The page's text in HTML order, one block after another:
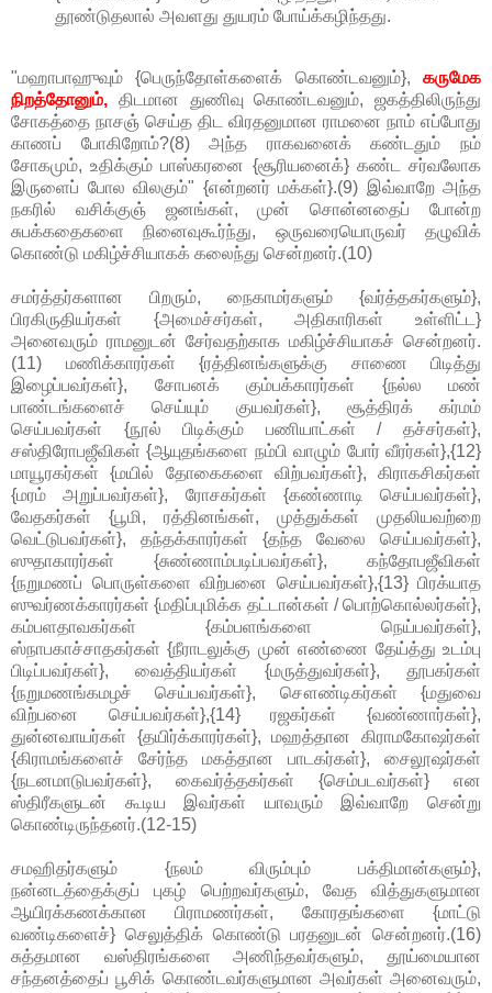
தூண்டுதலால் அவளது துயரம் போய்க்கழிந்தது.
"மஹாபாஹுவும் {பெருந்தோள்களைக் கொண்டவனும்}, கருமேக
நிறத்தோனும், திடமான துணிவு கொண்டவனும், ஜகத்திலிருந்து
சோகத்தை நாசஞ் செய்த திட விரதனுமான ராமனை நாம் எப்போது
காணப் போகிறோம்?(8) அந்த ராகவனைக் கண்டதும் நம்
சோகமும், உதிக்கும் பாஸ்கரனை {சூரியனைக்} கண்ட சர்வலோக
இருளைப் போல விலகும்" {என்றனர் மக்கள்}.(9) இவ்வாறே அந்த
நகரில் வசிக்குஞ் ஜனங்கள், முன் சொன்னதைப் போன்ற
சுபக்கதைகளை நினைவுகூர்ந்து, ஒருவரையொருவர் தழுவிக்
கொண்டு மகிழ்ச்சியாகக் கலைந்து சென்றனர்.(10)
சமர்த்தர்களான பிறரும், நைகாமர்களும் {வர்த்தகர்களும்},
பிரகிருதியர்கள் {அமைச்சர்கள், அதிகாரிகள் உள்ளிட்ட}
அனைவரும் ராமனுடன் சேர்வதற்காக மகிழ்ச்சியாகச் சென்றனர்.
(11) மணிக்காரர்கள் {ரத்தினங்களுக்கு சாணை பிடித்து
இழைப்பவர்கள்}, சோபனக் கும்பக்காரர்கள் {நல்ல மண்
பாண்டங்களைச் செய்யும் குயவர்கள்}, சூத்திரக் கர்மம்
செய்பவர்கள் {நூல் பிடிக்கும் பணியாட்கள் / தச்சர்கள்},
சஸ்திரோபஜீவிகள் {ஆயுதங்களை நம்பி வாழும் போர் வீரர்கள்},{12}
மாயூரகர்கள் {மயில் தோகைகளை விற்பவர்கள்}, கிராகசிகர்கள்
{மரம் அறுப்பவர்கள்}, ரோசகர்கள் {கண்ணாடி செய்பவர்கள்},
வேதகர்கள் {பூமி, ரத்தினங்கள், முத்துக்கள் முதலியவற்றை
வெட்டுபவர்கள்}, தந்தக்காரர்கள் {தந்த வேலை செய்பவர்கள்},
ஸுதாகாரர்கள் {சுண்ணாம்படிப்பவர்கள்}, கந்தோபஜீவிகள்
{நறுமணப் பொருள்களை விற்பனை செய்பவர்கள்},{13} பிரக்யாத
ஸுவர்ணக்காரர்கள் {மதிப்புமிக்க தட்டான்கள் / பொற்கொல்லர்கள்},
கம்பளதாவகர்கள் {கம்பளங்களை நெய்பவர்கள்},
ஸ்நாபகாச்சாதகர்கள் {நீராடலுக்கு முன் எண்ணை தேய்த்து உடம்பு
பிடிப்பவர்கள்}, வைத்தியர்கள் {மருத்துவர்கள்}, தூபகர்கள்
{நறுமணங்கமழச் செய்பவர்கள்}, சௌண்டிகர்கள் {மதுவை
விற்பனை செய்பவர்கள்},{14} ரஜகர்கள் {வண்ணார்கள்},
துன்னவாயர்கள் {தயிர்க்காரர்கள்}, மஹத்தான கிராமகோஷர்கள்
{கிராமங்களைச் சேர்ந்த மகத்தான பாடகர்கள்}, சைலூஷர்கள்
{நடனமாடுபவர்கள்}, கைவர்த்தகர்கள் {செம்படவர்கள்} என
ஸ்திரீகளுடன் கூடிய இவர்கள் யாவரும் இவ்வாறே சென்று
கொண்டிருந்தனர்.(12-15)
சமஹிதர்களும் {நலம் விரும்பும் பக்திமான்களும்},
நன்னடத்தைக்குப் புகழ் பெற்றவர்களும், வேத வித்துகளுமான
ஆயிரக்கணக்கான பிராமணர்கள், கோரதங்களை {மாட்டு
வண்டிகளைச்} செலுத்திக் கொண்டு பரதனுடன் சென்றனர்.(16)
சுத்தமான வஸ்திரங்களை அணிந்தவர்களும், தூய்மையான
சந்தனத்தைப் பூசிக் கொண்டவர்களுமான அவர்கள் அனைவரும்,